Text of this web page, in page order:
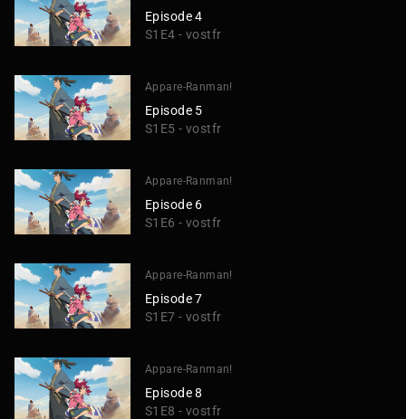
Episode 4
S1E4 - vostfr
Appare-Ranman!
Episode 5
S1E5 - vostfr
Appare-Ranman!
Episode 6
S1E6 - vostfr
Appare-Ranman!
Episode 7
S1E7 - vostfr
Appare-Ranman!
Episode 8
S1E8 - vostfr